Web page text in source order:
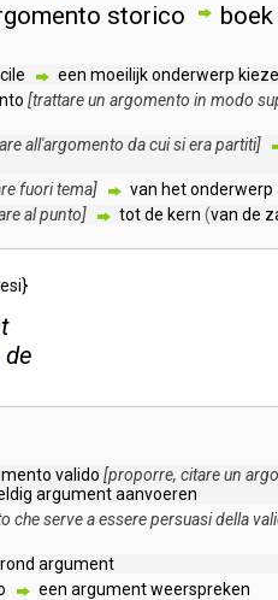
storico
boek
een moeilijkonderwerp
[trattareun argomento in modo
all'argomento dacuisierapartiti]
fuoritema] van hetonderwerp
alpunto] totde kern (van de
}
de
valido [proporre, citareun
argumentaanvoeren
cheserveaesserepersuasidella
argument
een argumentweerspreken